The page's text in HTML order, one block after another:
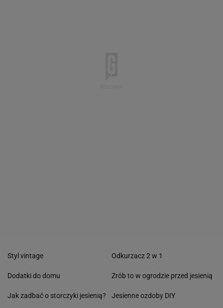
Styl vintage
Dodatki do domu
Jak zadbać o storczyki jesienią?
Odkurzacz 2 w 1
Zrób to w ogrodzie przed jesienią
Jesienne ozdoby DIY